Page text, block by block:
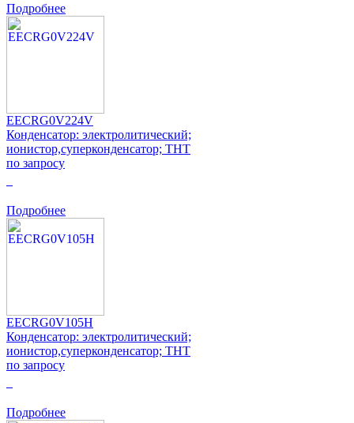
Подробнее
EECRG0V224V
Конденсатор: электролитический;
ионистор,суперконденсатор; THT
по запросу
Подробнее
EECRG0V105H
Конденсатор: электролитический;
ионистор,суперконденсатор; THT
по запросу
Подробнее